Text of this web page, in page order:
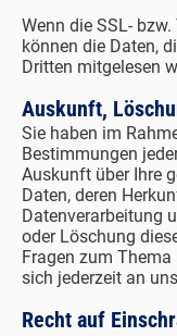
Wenn die SSL-
können die Daten,
Dritten mitgelesen
Auskunft,
Sie haben im
Bestimmungen
Auskunft über Ihre
Daten, deren
Datenverarbeitung
oder Löschung
Fragen zum
sich jederzeit an
Recht auf